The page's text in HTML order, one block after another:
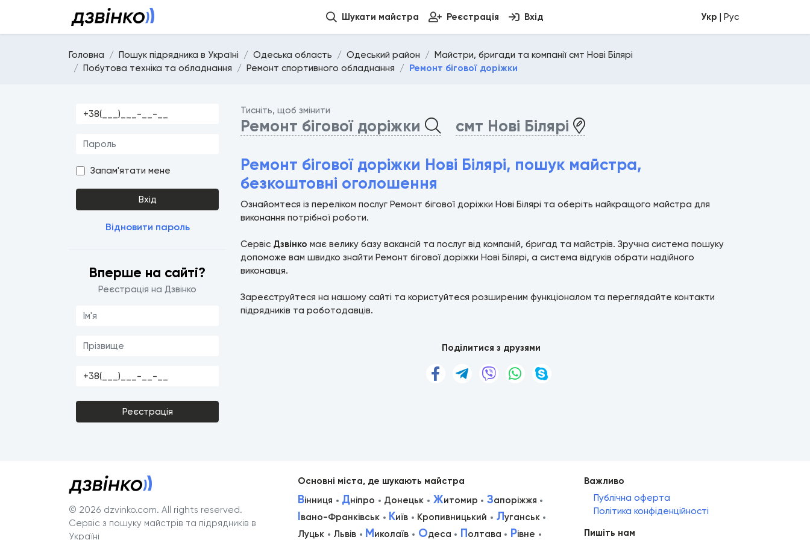
Шукати майстра Реєстрація Вхід Укр | Рус
Головна Пошук підрядника в Україні Одеська область Одеський район
Майстри, бригади та компанії смт Нові Білярі
Побутова техніка та обладнання
Ремонт спортивного обладнання Ремонт бігової доріжки
Запам'ятати мене
Вхід
Відновити пароль
Вперше на сайті?
Реєстрація на Дзвінко
Реєстрація
Тисніть, щоб змінити
Ремонт бігової доріжки смт Нові Білярі
Ремонт бігової доріжки Нові Білярі, пошук майстра,
безкоштовні оголошення
Ознайомтеся із переліком послуг Ремонт бігової доріжки Нові Білярі та оберіть найкращого майстра для
виконання потрібної роботи.
Сервіс Дзвінко має велику базу вакансій та послуг від компаній, бригад та майстрів. Зручна система пошуку
допоможе вам швидко знайти Ремонт бігової доріжки Нові Білярі, а система відгуків обрати надійного
виконавця.
Зареєструйтеся на нашому сайті та користуйтеся розширеним функціоналом та переглядайте контакти
підрядників та роботодавців.
Поділитися з друзями
© 2026 dzvinko.com. All rights reserved.
Сервіс з пошуку майстрів та підрядників в
Україні
Основні міста, де шукають майстра
Вінниця Дніпро Донецьк Житомир Запоріжжя
Івано-Франківськ Київ Кропивницький Луганськ
Луцьк
Львів Миколаїв Одеса Полтава Рівне
Важливо
Публічна оферта
Політика конфіденційності
Пишіть нам